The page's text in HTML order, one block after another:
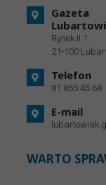
Gazeta
Rynek II 1
21-100
Telefon
81 855 45 68
E-mail
WARTO